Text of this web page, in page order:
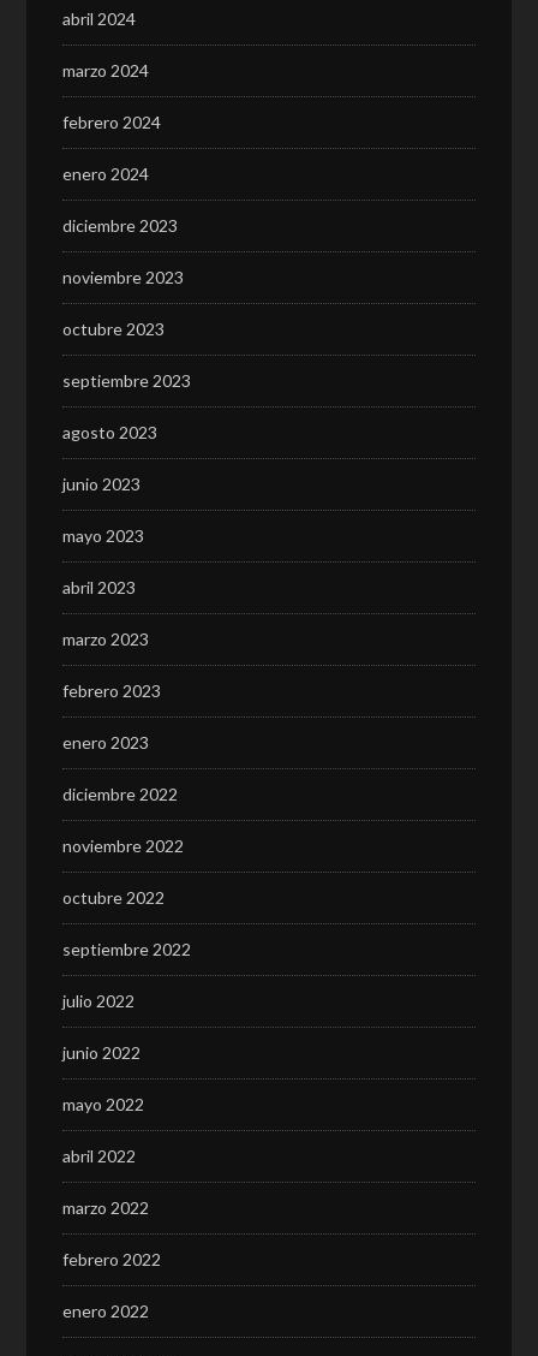
abril 2024
marzo 2024
febrero 2024
enero 2024
diciembre 2023
noviembre 2023
octubre 2023
septiembre 2023
agosto 2023
junio 2023
mayo 2023
abril 2023
marzo 2023
febrero 2023
enero 2023
diciembre 2022
noviembre 2022
octubre 2022
septiembre 2022
julio 2022
junio 2022
mayo 2022
abril 2022
marzo 2022
febrero 2022
enero 2022